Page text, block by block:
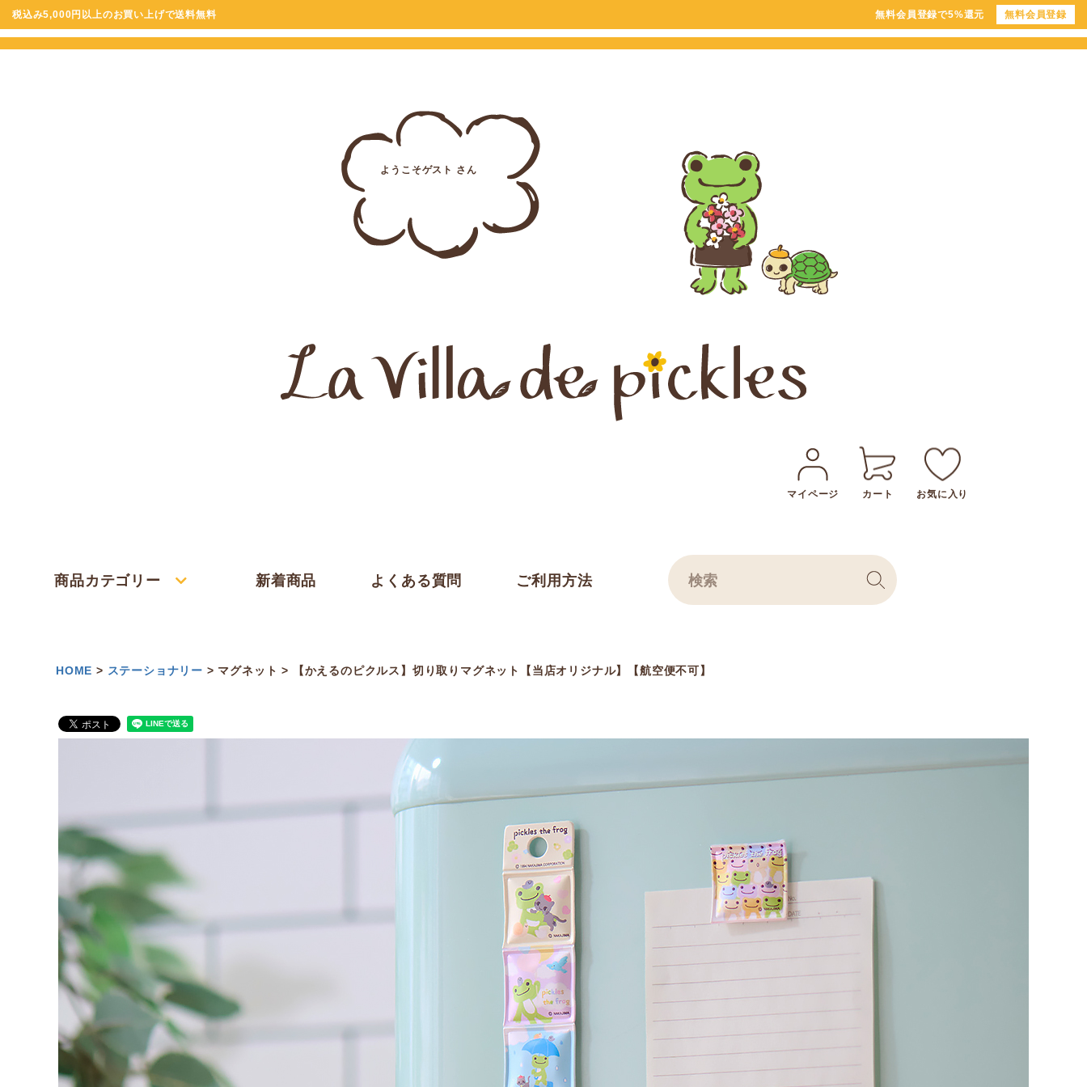
税込み5,000円以上のお買い上げで送料無料 無料会員登録で5%還元 無料会員登録
ようこそゲスト さん
マイページ カート お気に入り
商品カテゴリー 新着商品 よくある質問 ご利用方法
HOME ステーショナリー マグネット 【かえるのピクルス】切り取りマグネット【当店オリジナル】【航空便不可】